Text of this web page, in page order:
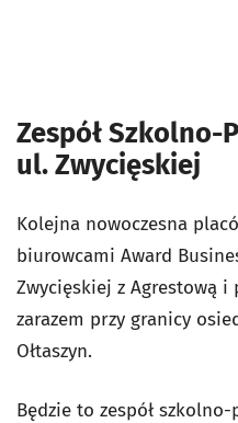
Zespół Szkolno-
ul. Zwycięskiej
Kolejna nowoczesna
biurowcami Award
Zwycięskiej z Agrestową
zarazem przy granicy
Ołtaszyn.
Będzie to zespół